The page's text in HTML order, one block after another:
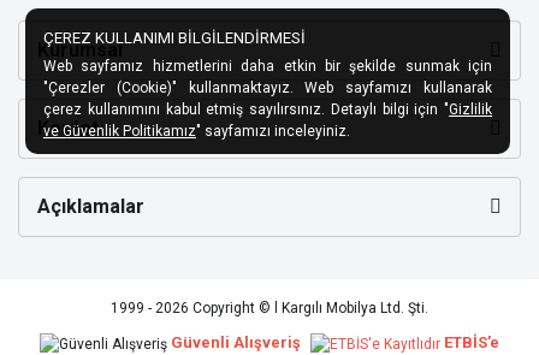
Kurumsal
Keşfet
Açıklamalar
1999 - 2026 Copyright © l Kargılı Mobilya Ltd. Şti.
Güvenli Alışveriş ETBİS’e
ÇEREZ KULLANIMI BİLGİLENDİRMESİ
Web sayfamız hizmetlerini daha etkin bir şekilde sunmak için
"Çerezler (Cookie)" kullanmaktayız. Web sayfamızı kullanarak
çerez kullanımını kabul etmiş sayılırsınız. Detaylı bilgi için "Gizlilik
ve Güvenlik Politikamız" sayfamızı inceleyiniz.